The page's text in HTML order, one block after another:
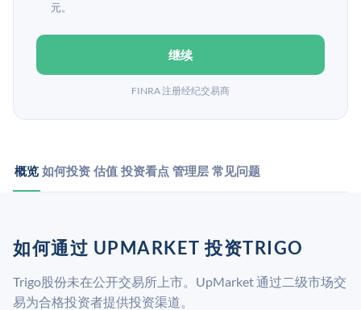
元。
继续
FINRA 注册经纪交易商
概览 如何投资 估值 投资看点 管理层 常见问题
如何通过 UPMARKET 投资TRIGO
Trigo股份未在公开交易所上市。UpMarket 通过二级市场交
易为合格投资者提供投资渠道。